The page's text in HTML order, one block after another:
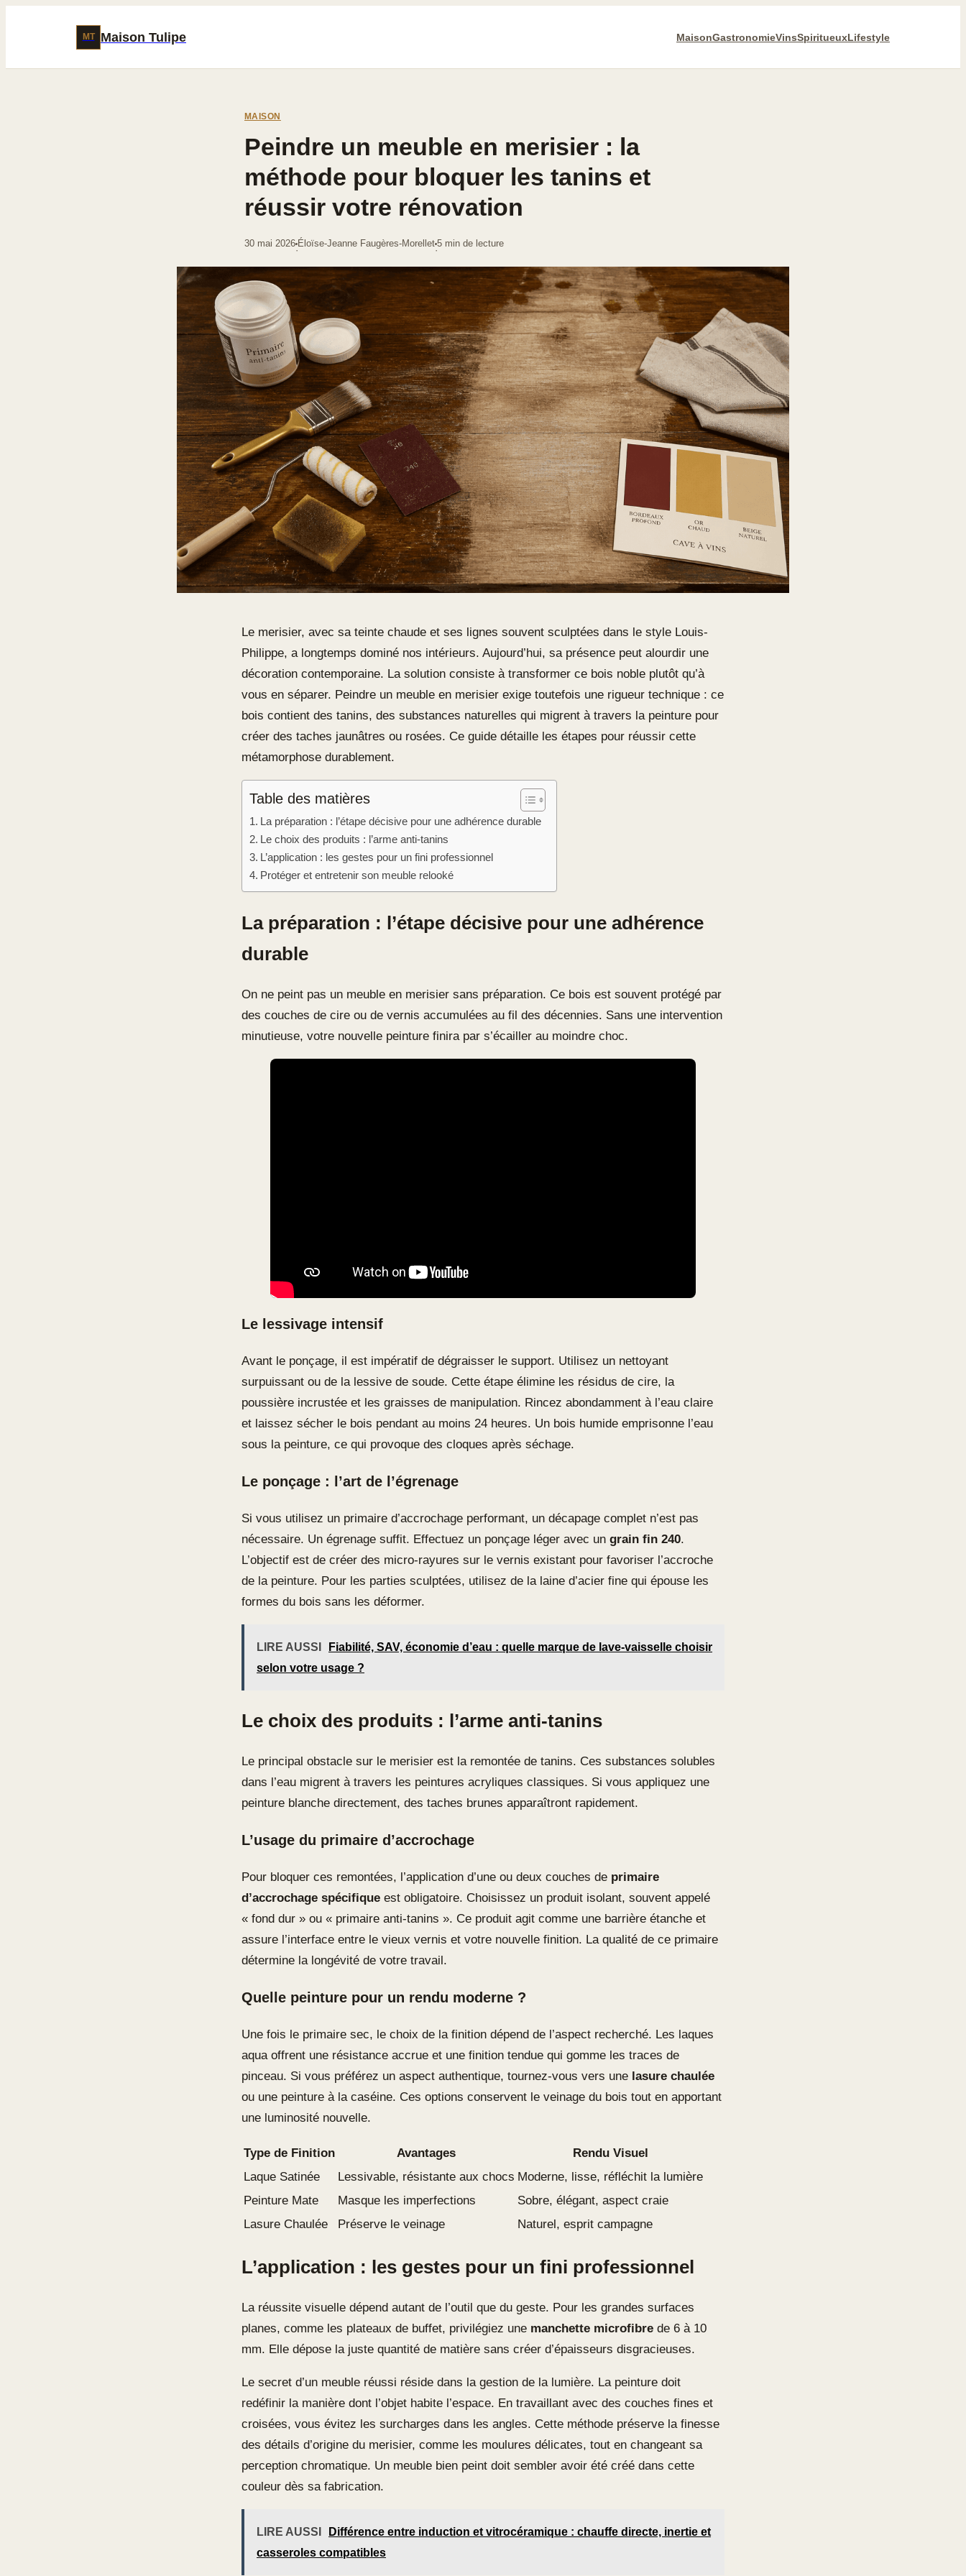
MT Maison Tulipe MaisonGastronomieVinsSpiritueuxLifestyle
MAISON
Peindre un meuble en merisier : la
méthode pour bloquer les tanins et
réussir votre rénovation
30 mai 2026
·
Éloïse-Jeanne Faugères-Morellet
·
5 min de lecture
Le merisier, avec sa teinte chaude et ses lignes souvent sculptées dans le style Louis-
Philippe, a longtemps dominé nos intérieurs. Aujourd’hui, sa présence peut alourdir une
décoration contemporaine. La solution consiste à transformer ce bois noble plutôt qu’à
vous en séparer. Peindre un meuble en merisier exige toutefois une rigueur technique : ce
bois contient des tanins, des substances naturelles qui migrent à travers la peinture pour
créer des taches jaunâtres ou rosées. Ce guide détaille les étapes pour réussir cette
métamorphose durablement.
Table des matières
La préparation : l’étape décisive pour une adhérence durable
Le choix des produits : l’arme anti-tanins
L’application : les gestes pour un fini professionnel
Protéger et entretenir son meuble relooké
La préparation : l’étape décisive pour une adhérence
durable
On ne peint pas un meuble en merisier sans préparation. Ce bois est souvent protégé par
des couches de cire ou de vernis accumulées au fil des décennies. Sans une intervention
minutieuse, votre nouvelle peinture finira par s’écailler au moindre choc.
Le lessivage intensif
Avant le ponçage, il est impératif de dégraisser le support. Utilisez un nettoyant
surpuissant ou de la lessive de soude. Cette étape élimine les résidus de cire, la
poussière incrustée et les graisses de manipulation. Rincez abondamment à l’eau claire
et laissez sécher le bois pendant au moins 24 heures. Un bois humide emprisonne l’eau
sous la peinture, ce qui provoque des cloques après séchage.
Le ponçage : l’art de l’égrenage
Si vous utilisez un primaire d’accrochage performant, un décapage complet n’est pas
nécessaire. Un égrenage suffit. Effectuez un ponçage léger avec un grain fin 240.
L’objectif est de créer des micro-rayures sur le vernis existant pour favoriser l’accroche
de la peinture. Pour les parties sculptées, utilisez de la laine d’acier fine qui épouse les
formes du bois sans les déformer.
LIRE AUSSI
Fiabilité, SAV, économie d’eau : quelle marque de lave-vaisselle choisir
selon votre usage ?
Le choix des produits : l’arme anti-tanins
Le principal obstacle sur le merisier est la remontée de tanins. Ces substances solubles
dans l’eau migrent à travers les peintures acryliques classiques. Si vous appliquez une
peinture blanche directement, des taches brunes apparaîtront rapidement.
L’usage du primaire d’accrochage
Pour bloquer ces remontées, l’application d’une ou deux couches de primaire
d’accrochage spécifique est obligatoire. Choisissez un produit isolant, souvent appelé
« fond dur » ou « primaire anti-tanins ». Ce produit agit comme une barrière étanche et
assure l’interface entre le vieux vernis et votre nouvelle finition. La qualité de ce primaire
détermine la longévité de votre travail.
Quelle peinture pour un rendu moderne ?
Une fois le primaire sec, le choix de la finition dépend de l’aspect recherché. Les laques
aqua offrent une résistance accrue et une finition tendue qui gomme les traces de
pinceau. Si vous préférez un aspect authentique, tournez-vous vers une lasure chaulée
ou une peinture à la caséine. Ces options conservent le veinage du bois tout en apportant
une luminosité nouvelle.
Type de Finition Avantages
Rendu Visuel
Laque Satinée
Lessivable, résistante aux chocs Moderne, lisse, réfléchit la lumière
Peinture Mate
Masque les imperfections
Sobre, élégant, aspect craie
Lasure Chaulée
Préserve le veinage Naturel, esprit campagne
L’application : les gestes pour un fini professionnel
La réussite visuelle dépend autant de l’outil que du geste. Pour les grandes surfaces
planes, comme les plateaux de buffet, privilégiez une manchette microfibre de 6 à 10
mm. Elle dépose la juste quantité de matière sans créer d’épaisseurs disgracieuses.
Le secret d’un meuble réussi réside dans la gestion de la lumière. La peinture doit
redéfinir la manière dont l’objet habite l’espace. En travaillant avec des couches fines et
croisées, vous évitez les surcharges dans les angles. Cette méthode préserve la finesse
des détails d’origine du merisier, comme les moulures délicates, tout en changeant sa
perception chromatique. Un meuble bien peint doit sembler avoir été créé dans cette
couleur dès sa fabrication.
LIRE AUSSI
Différence entre induction et vitrocéramique : chauffe directe, inertie et
casseroles compatibles